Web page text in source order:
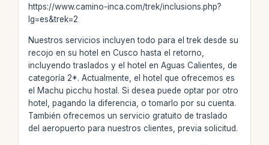
https://www.camino-inca.com/trek/inclusions.php?
lg=es&trek=2
Nuestros servicios incluyen todo para el trek desde su
recojo en su hotel en Cusco hasta el retorno,
incluyendo traslados y el hotel en Aguas Calientes, de
categoría 2*. Actualmente, el hotel que ofrecemos es
el Machu picchu hostal. Si desea puede optar por otro
hotel, pagando la diferencia, o tomarlo por su cuenta.
También ofrecemos un servicio gratuito de traslado
del aeropuerto para nuestros clientes, previa solicitud.